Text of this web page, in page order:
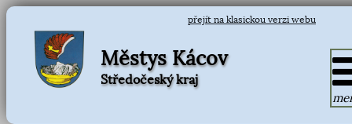
přejít na klasickou verzi webu
Městys Kácov
Středočeský kraj